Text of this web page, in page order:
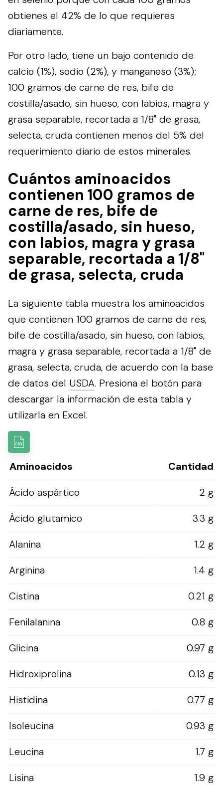
obtienes el 42% de lo que requieres
diariamente.
Por otro lado, tiene un bajo contenido de
calcio (1%), sodio (2%), y manganeso (3%);
100 gramos de carne de res, bife de
costilla/asado, sin hueso, con labios, magra y
grasa separable, recortada a 1/8" de grasa,
selecta, cruda contienen menos del 5% del
requerimiento diario de estos minerales.
Cuántos aminoacidos
contienen 100 gramos de
carne de res, bife de
costilla/asado, sin hueso,
con labios, magra y grasa
separable, recortada a 1/8"
de grasa, selecta, cruda
La siguiente tabla muestra los aminoacidos
que contienen 100 gramos de carne de res,
bife de costilla/asado, sin hueso, con labios,
magra y grasa separable, recortada a 1/8" de
grasa, selecta, cruda, de acuerdo con la base
de datos del USDA. Presiona el botón para
descargar la información de esta tabla y
utilizarla en Excel.
Aminoacidos
Cantidad
Ácido aspártico
2 g
Ácido glutamico
3.3 g
Alanina
1.2 g
Arginina
1.4 g
Cistina
0.21 g
Fenilalanina
0.8 g
Glicina
0.97 g
Hidroxiprolina
0.13 g
Histidina
0.77 g
Isoleucina
0.93 g
Leucina
1.7 g
Lisina
1.9 g